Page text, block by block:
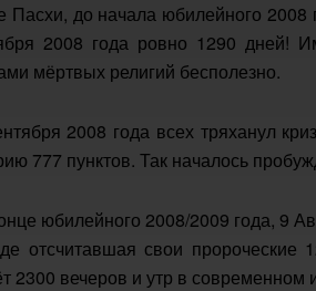
Пасхи, до начала юбилейного 2008
2008 года ровно 1290 дней!
мёртвых религий бесполезно.
2008 года всех тряханул
777 пунктов. Так началось
юбилейного 2008/2009 года, 9
отсчитавшая свои пророческие
2300 вечеров и утр в современном